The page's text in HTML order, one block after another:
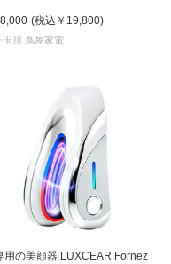
(税込 ￥19,800)
玉川 蔦屋家電
用の美顔器 LUXCEAR Fornez